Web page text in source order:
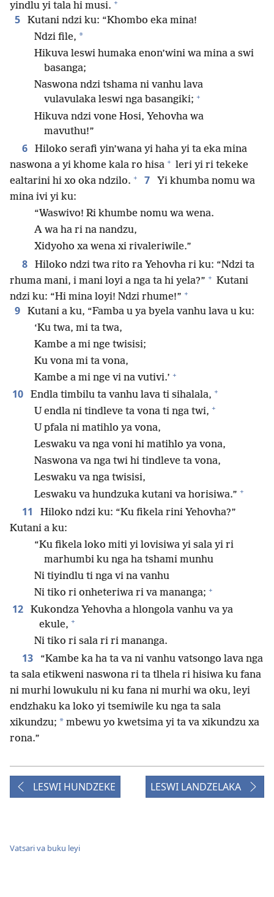
yindlu yi tala hi musi. +
5
Kutani ndzi ku: “Khombo eka mina!
Ndzi file, *
Hikuva leswi humaka enon’wini wa mina a swi
basanga;
Naswona ndzi tshama ni vanhu lava
vulavulaka leswi nga basangiki; +
Hikuva ndzi vone Hosi, Yehovha wa
mavuthu!”
6
Hiloko serafi yin’wana yi haha yi ta eka mina
naswona a yi khome kala ro hisa + leri yi ri tekeke
ealtarini hi xo oka ndzilo. + 7
Yi khumba nomu wa
mina ivi yi ku:
“Waswivo! Ri khumbe nomu wa wena.
A wa ha ri na nandzu,
Xidyoho xa wena xi rivaleriwile.”
8
Hiloko ndzi twa rito ra Yehovha ri ku: “Ndzi ta
rhuma mani, i mani loyi a nga ta hi yela?” + Kutani
ndzi ku: “Hi mina loyi! Ndzi rhume!” +
9
Kutani a ku, “Famba u ya byela vanhu lava u ku:
‘Ku twa, mi ta twa,
Kambe a mi nge twisisi;
Ku vona mi ta vona,
Kambe a mi nge vi na vutivi.’ +
10 Endla timbilu ta vanhu lava ti sihalala, +
U endla ni tindleve ta vona ti nga twi, +
U pfala ni matihlo ya vona,
Leswaku va nga voni hi matihlo ya vona,
Naswona va nga twi hi tindleve ta vona,
Leswaku va nga twisisi,
Leswaku va hundzuka kutani va horisiwa.” +
11
Hiloko ndzi ku: “Ku fikela rini Yehovha?”
Kutani a ku:
“Ku fikela loko miti yi lovisiwa yi sala yi ri
marhumbi ku nga ha tshami munhu
Ni tiyindlu ti nga vi na vanhu
Ni tiko ri onheteriwa ri va mananga; +
12
Kukondza Yehovha a hlongola vanhu va ya
ekule, +
Ni tiko ri sala ri ri mananga.
13
“Kambe ka ha ta va ni vanhu vatsongo lava nga
ta sala etikweni naswona ri ta tlhela ri hisiwa ku fana
ni murhi lowukulu ni ku fana ni murhi wa oku, leyi
endzhaku ka loko yi tsemiwile ku nga ta sala
xikundzu; * mbewu yo kwetsima yi ta va xikundzu xa
rona.”
LESWI HUNDZEKE LESWI LANDZELAKA
Vatsari va buku leyi